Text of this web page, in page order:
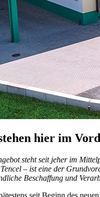
hier im
steht seit jeher im
– ist eine der
Beschaffung und
seit Beginn des